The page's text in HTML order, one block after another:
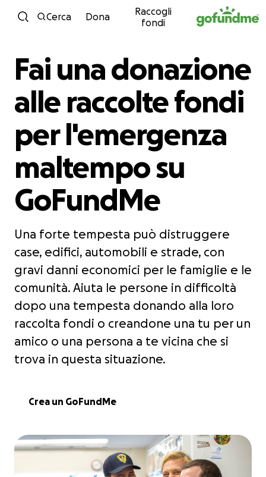
Vai al contenuto
Cerca Dona
Raccogli
fondi
Fai una donazione
alle raccolte fondi
per l'emergenza
maltempo su
GoFundMe
Una forte tempesta può distruggere
case, edifici, automobili e strade, con
gravi danni economici per le famiglie e le
comunità. Aiuta le persone in difficoltà
dopo una tempesta donando alla loro
raccolta fondi o creandone una tu per un
amico o una persona a te vicina che si
trova in questa situazione.
Crea un GoFundMe